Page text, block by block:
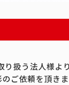
扱う法人様よ
ご依頼を頂き